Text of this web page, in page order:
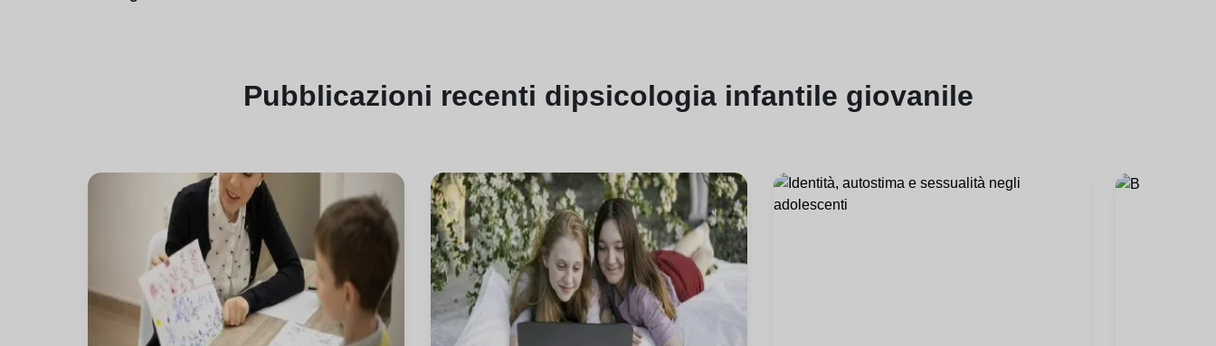
Pubblicazioni recenti dipsicologia infantile giovanile